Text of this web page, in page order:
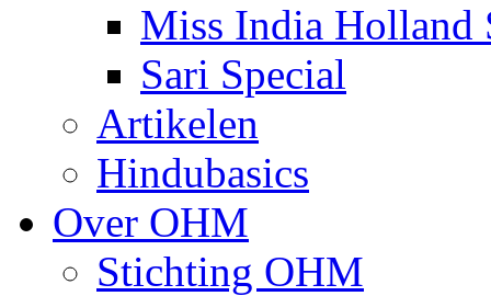
Miss India Holland
Sari Special
Artikelen
Hindubasics
Over OHM
Stichting OHM